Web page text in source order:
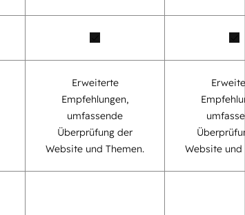
Erweiterte
Empfehlungen,
umfassende
Überprüfung der
Website und Themen.
Website und